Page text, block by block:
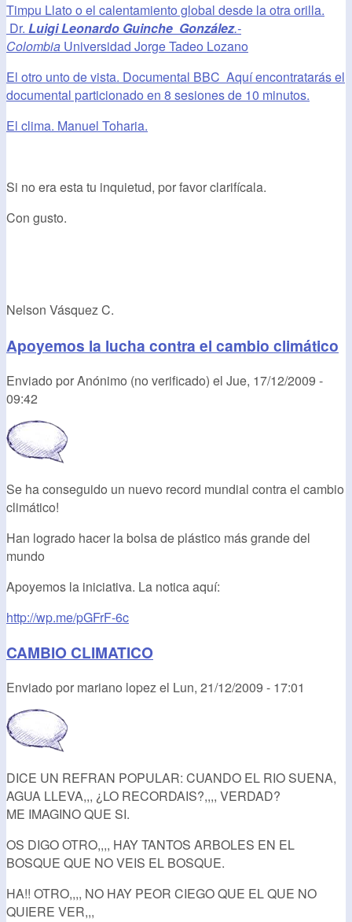
Timpu Llato o el calentamiento global desde la otra orilla.
Dr. Luigi Leonardo Guinche González.-
Colombia Universidad Jorge Tadeo Lozano
El otro unto de vista. Documental BBC Aquí encontratarás el
documental particionado en 8 sesiones de 10 minutos.
El clima. Manuel Toharia.
Si no era esta tu inquietud, por favor clarifícala.
Con gusto.
Nelson Vásquez C.
Apoyemos la lucha contra el cambio climático
Enviado porAnónimo (no verificado) el Jue, 17/12/2009 -
09:42
Se ha conseguido un nuevo record mundial contra el cambio
climático!
Han logrado hacer la bolsa de plástico más grande del
mundo
Apoyemos la iniciativa. La notica aquí:
http://wp.me/pGFrF-6c
CAMBIO CLIMATICO
Enviado por mariano lopezel Lun, 21/12/2009 - 17:01
DICE UN REFRAN POPULAR: CUANDO EL RIO SUENA,
AGUA LLEVA,,, ¿LO RECORDAIS?,,,, VERDAD?
ME IMAGINO QUE SI.
OS DIGO OTRO,,,, HAY TANTOS ARBOLES EN EL
BOSQUE QUE NO VEIS EL BOSQUE.
HA!! OTRO,,,, NO HAY PEOR CIEGO QUE EL QUE NO
QUIERE VER,,,